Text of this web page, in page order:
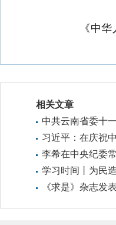
《中
相关文章
中共云南省委十
会议 省委书记王宁
习近平：在庆祝
李希在中央纪委
党建思想 纵深推进
学习时间丨为民
《求是》杂志发